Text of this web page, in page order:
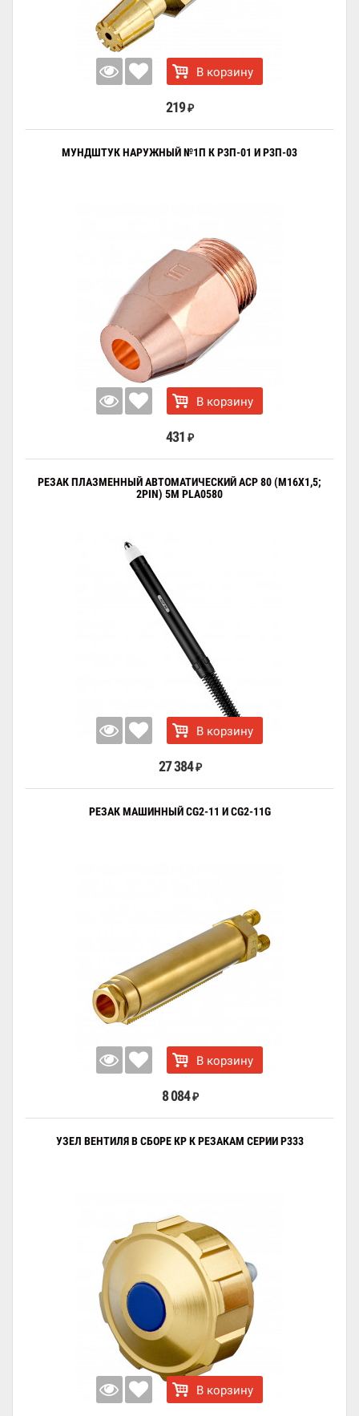
В корзину
219 ₽
МУНДШТУК НАРУЖНЫЙ №1П К Р3П-01 И Р3П-03
В корзину
431 ₽
РЕЗАК ПЛАЗМЕННЫЙ АВТОМАТИЧЕСКИЙ ACP 80 (M16X1,5;
2PIN) 5М PLA0580
В корзину
27 384 ₽
РЕЗАК МАШИННЫЙ CG2-11 И CG2-11G
В корзину
8 084 ₽
УЗЕЛ ВЕНТИЛЯ В СБОРЕ КР К РЕЗАКАМ СЕРИИ Р333
В корзину